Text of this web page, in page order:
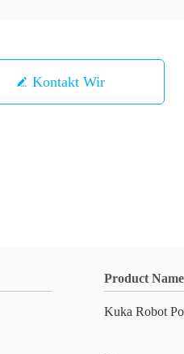
Kontakt Wir
Product
Kuka Robot